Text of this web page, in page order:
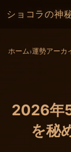
ショコラの神
ホーム›運勢アーカ
2026年
を秘